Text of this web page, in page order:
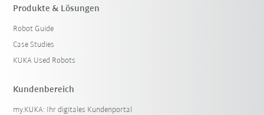
Produkte & Lösungen
Robot Guide
Case Studies
KUKA Used Robots
Kundenbereich
my.KUKA: Ihr digitales Kundenportal